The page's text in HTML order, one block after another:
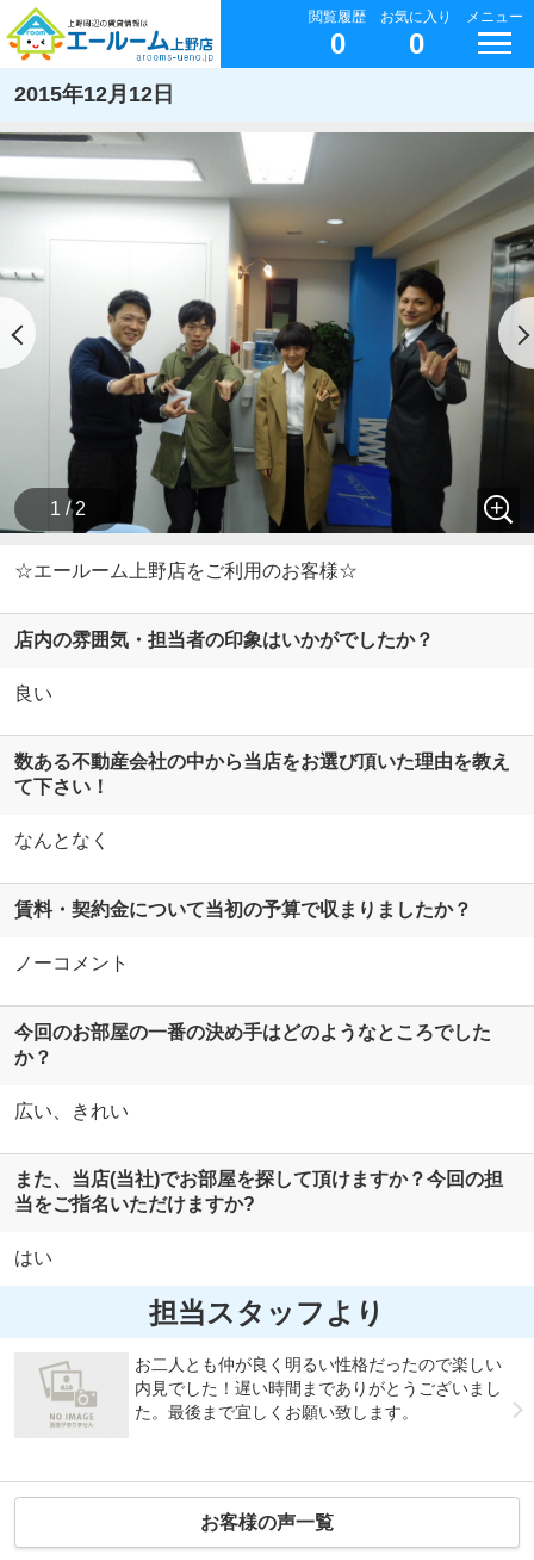
閲覧履歴
0
お気に入り
0
メニュー
2015年12月12日
1 / 2
☆エールーム上野店をご利用のお客様☆
店内の雰囲気・担当者の印象はいかがでしたか？
良い
数ある不動産会社の中から当店をお選び頂いた理由を教え
て下さい！
なんとなく
賃料・契約金について当初の予算で収まりましたか？
ノーコメント
今回のお部屋の一番の決め手はどのようなところでした
か？
広い、きれい
また、当店(当社)でお部屋を探して頂けますか？今回の担
当をご指名いただけますか?
はい
担当スタッフより
お二人とも仲が良く明るい性格だったので楽しい
内見でした！遅い時間までありがとうございまし
た。最後まで宜しくお願い致します。
お客様の声一覧